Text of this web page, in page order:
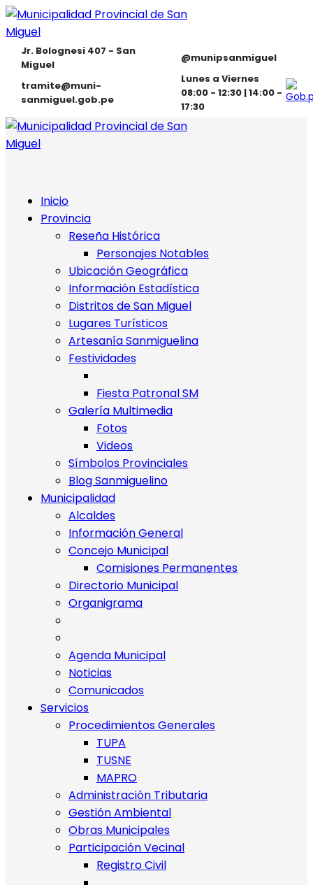
Jr. Bolognesi 407 - San
Miguel
@munipsanmiguel
tramite@muni-
sanmiguel.gob.pe
Lunes a Viernes
08:00 - 12:30 | 14:00 -
17:30
Inicio
Provincia
Reseña Histórica
Personajes Notables
Ubicación Geográfica
Información Estadística
Distritos de San Miguel
Lugares Turísticos
Artesanía Sanmiguelina
Festividades
Fiesta Patronal SM
Galería Multimedia
Fotos
Videos
Símbolos Provinciales
Blog Sanmiguelino
Municipalidad
Alcaldes
Información General
Concejo Municipal
Comisiones Permanentes
Directorio Municipal
Organigrama
Agenda Municipal
Noticias
Comunicados
Servicios
Procedimientos Generales
TUPA
TUSNE
MAPRO
Administración Tributaria
Gestión Ambiental
Obras Municipales
Participación Vecinal
Registro Civil